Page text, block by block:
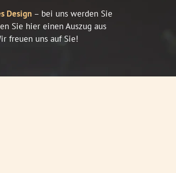
Design – bei uns werden Sie
Sie hier einen Auszug aus
freuen uns auf Sie!